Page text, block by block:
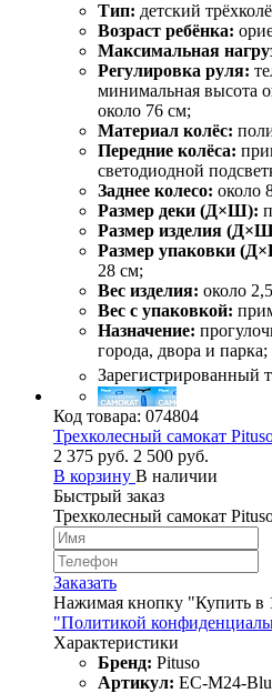
Тип: детский
Возраст ребёнка:
Максимальная
Регулировка руля:
минимальная высота
около 76 см;
Материал колёс:
Передние колёса:
светодиодной
Заднее колесо: около
Размер деки (Д×Ш):
Размер изделия
Размер упаковки
28 см;
Вес изделия: около
Вес с упаковкой:
Назначение:
города, двора и парка;
Зарегистрированный
Код товара: 074804
Трехколесный самокат
2 375 руб. 2 500 руб.
В корзину В наличии
Быстрый заказ
Трехколесный самокат
Заказать
Нажимая кнопку "Купить в
"Политикой
Характеристики
Бренд: Pituso
Артикул: EC-M24-